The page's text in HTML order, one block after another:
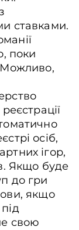
ставками.
поки
Можливо,
осіб,
ігор,
Якщо буде
до гри
якщо
свою